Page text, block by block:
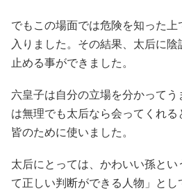
でもこの場面では危険を知った
入りました。その結果、太后に
止める事ができました。
六皇子は自分の立場を分かって
は無理でも太后なら会ってくれ
皆のために使いました。
太后にとっては、かわいい孫と
て正しい判断ができる人物」とし